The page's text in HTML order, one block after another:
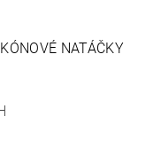
NATÁČKY